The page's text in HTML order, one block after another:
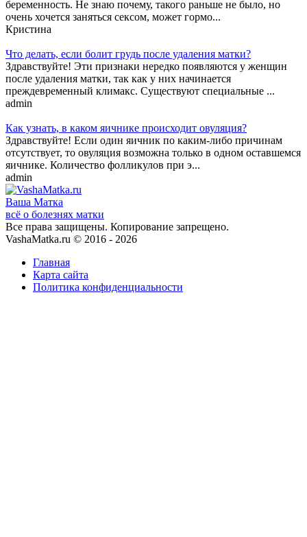
беременность. Не знаю почему, такого раньше не было, но
очень хочется заняться сексом, может гормо...
Кристина
Что делать, если болит грудь после удаления матки?
Здравствуйте! Эти признаки нередко появляются у женщин
после удаления матки, так как у них начинается
преждевременный климакс. Существуют специальные ...
admin
Как узнать, в каком яичнике происходит овуляция?
Здравствуйте! Если один яичник по каким-либо причинам
отсутствует, то овуляция возможна только в одном оставшемся
яичнике. Количество фолликулов при э...
admin
Ваша Матка
всё о болезнях матки
Все права защищены. Копирование запрещено.
VashaMatka.ru © 2016 - 2026
Главная
Карта сайта
Политика конфиденциальности